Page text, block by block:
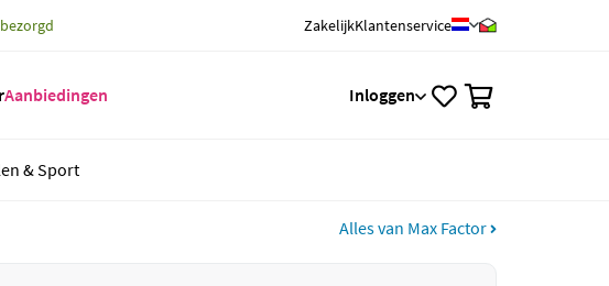
bezorgd ZakelijkKlantenservice
Aanbiedingen Inloggen
& Sport
Alles van Max Factor